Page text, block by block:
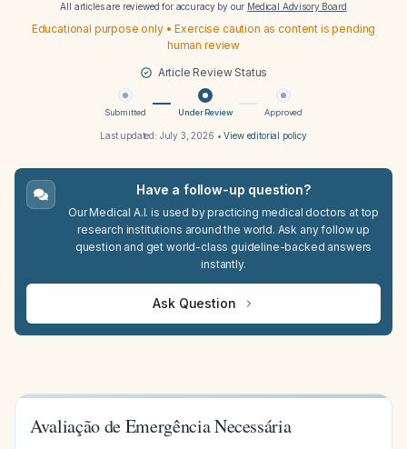
All articles are reviewed for accuracy by our Medical Advisory Board
Educational purpose only • Exercise caution as content is pending
human review
Article Review Status
Submitted Under Review Approved
Last updated: July 3, 2026 •View editorial policy
Have a follow-up question?
Our Medical A.I. is used by practicing medical doctors at top
research institutions around the world. Ask any follow up
question and get world-class guideline-backed answers
instantly.
Ask Question
Avaliação de Emergência Necessária